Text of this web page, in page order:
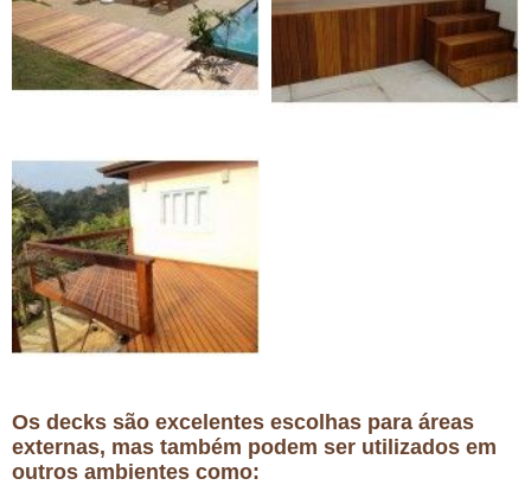
Os decks são excelentes escolhas para áreas
externas, mas também podem ser utilizados em
outros ambientes como: